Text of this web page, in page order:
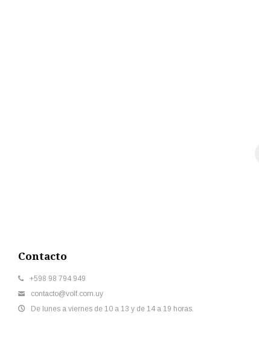
Contacto
+598 98 794 949
contacto@volf.com.uy
De lunes a viernes de 10 a 13 y de 14 a 19 horas.